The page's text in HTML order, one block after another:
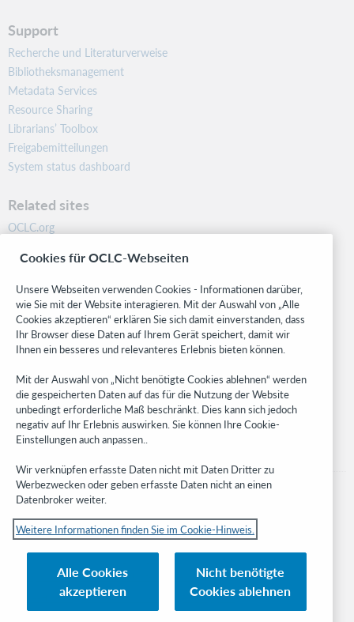
Support
Recherche und Literaturverweise
Bibliotheksmanagement
Metadata Services
Resource Sharing
Librarians’ Toolbox
Freigabemitteilungen
System status dashboard
Related sites
OCLC.org
Community
Research
WebJunction
Developer Network
Stay in the know.
Get the latest product updates, research, events, and much more—
right to your inbox.
Subscribe now
© 2023 OCLC
OCLC, Inc. und verbundenen Unternehmen
Cookie-Hinweis Cookie list and settings
Privacy policy
Cookies für OCLC-Webseiten
Unsere Webseiten verwenden Cookies - Informationen darüber,
wie Sie mit der Website interagieren. Mit der Auswahl von „Alle
Cookies akzeptieren“ erklären Sie sich damit einverstanden, dass
Ihr Browser diese Daten auf Ihrem Gerät speichert, damit wir
Ihnen ein besseres und relevanteres Erlebnis bieten können.
Mit der Auswahl von „Nicht benötigte Cookies ablehnen“ werden
die gespeicherten Daten auf das für die Nutzung der Website
unbedingt erforderliche Maß beschränkt. Dies kann sich jedoch
negativ auf Ihr Erlebnis auswirken. Sie können Ihre Cookie-
Einstellungen auch anpassen..
Wir verknüpfen erfasste Daten nicht mit Daten Dritter zu
Werbezwecken oder geben erfasste Daten nicht an einen
Datenbroker weiter.
Weitere Informationen finden Sie im Cookie-Hinweis.
Alle Cookies
akzeptieren
Nicht benötigte
Cookies ablehnen